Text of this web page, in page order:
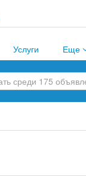
Услуги Еще